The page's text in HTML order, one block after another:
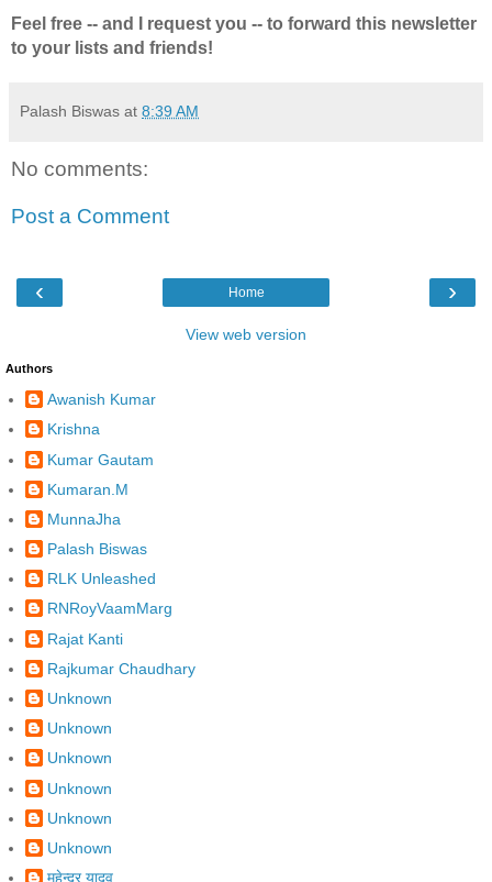
Feel free -- and I request you -- to forward this newsletter
to your lists and friends!
Palash Biswas at 8:39 AM
No comments:
Post a Comment
‹ ›
Home
View web version
Authors
Awanish Kumar
Krishna
Kumar Gautam
Kumaran.M
MunnaJha
Palash Biswas
RLK Unleashed
RNRoyVaamMarg
Rajat Kanti
Rajkumar Chaudhary
Unknown
Unknown
Unknown
Unknown
Unknown
Unknown
महेन्द्र यादव